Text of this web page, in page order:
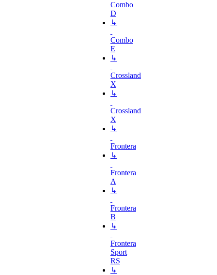
Combo
D
↳
Combo
E
↳
Crossland
X
↳
Crossland
X
↳
Frontera
↳
Frontera
A
↳
Frontera
B
↳
Frontera
Sport
RS
↳